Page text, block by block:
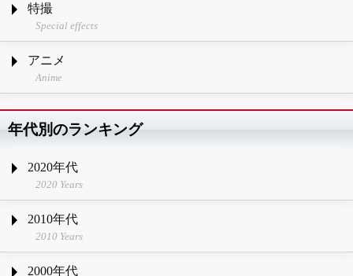
特撮
Special effects
アニメ
Anime
年代別のランキング
2020年代
2020 Years
2010年代
2010 Years
2000年代